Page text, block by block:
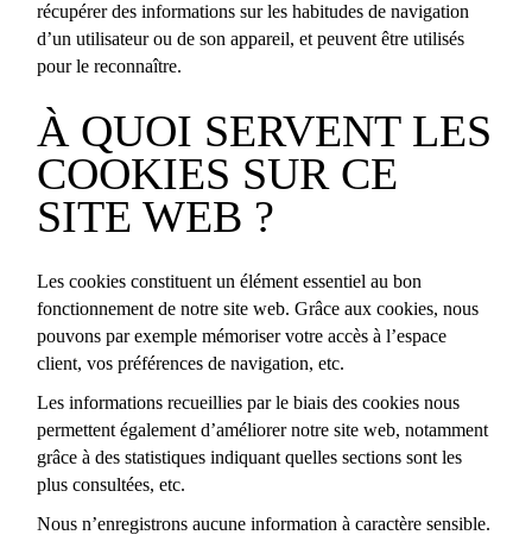
récupérer des informations sur les habitudes de navigation
d’un utilisateur ou de son appareil, et peuvent être utilisés
pour le reconnaître.
À QUOI SERVENT LES
COOKIES SUR CE
SITE WEB ?
Les cookies constituent un élément essentiel au bon
fonctionnement de notre site web. Grâce aux cookies, nous
pouvons par exemple mémoriser votre accès à l’espace
client, vos préférences de navigation, etc.
Les informations recueillies par le biais des cookies nous
permettent également d’améliorer notre site web, notamment
grâce à des statistiques indiquant quelles sections sont les
plus consultées, etc.
Nous n’enregistrons aucune information à caractère sensible.